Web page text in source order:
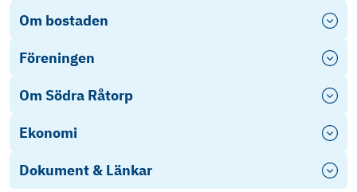
Om bostaden
Föreningen
Om Södra Råtorp
Ekonomi
Dokument & Länkar